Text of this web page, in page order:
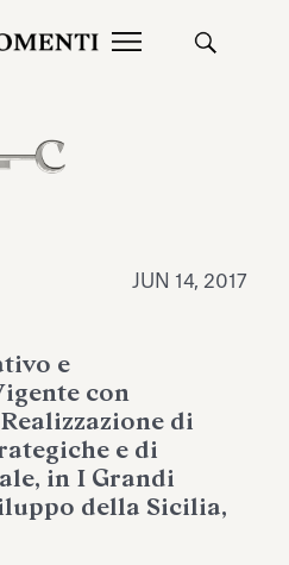
JUL 27, 2026
exhibition,
Torlonia’s
2026 Silver
JUN 14, 2017
e
con
di
e di
in I Grandi
della Sicilia,